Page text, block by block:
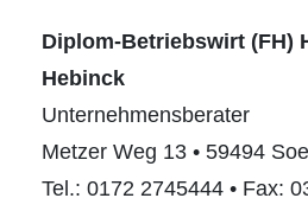
Diplom-Betriebswirt (FH)
Hebinck
Unternehmensberater
Metzer Weg 13 • 59494
Tel.: 0172 2745444 • Fax: